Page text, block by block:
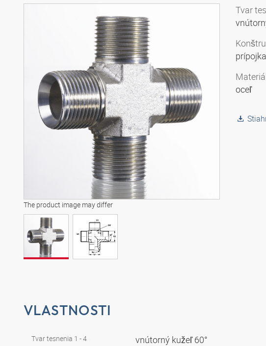
The product image may differ
Tvar
prípojka
oceľ
VLASTNOSTI
Tvar tesnenia 1 - 4 vnútorný kužeľ 60°